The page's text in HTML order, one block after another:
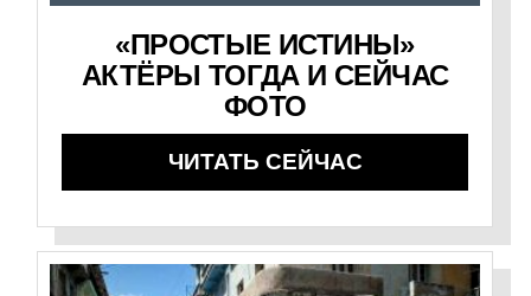
«ПРОСТЫЕ ИСТИНЫ»
АКТЁРЫ ТОГДА И СЕЙЧАС
ФОТО
ЧИТАТЬ СЕЙЧАС